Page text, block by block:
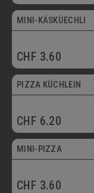
Vegetarisch
MINI-KÄSKÜECHLI
CHF 3.60
PIZZA KÜCHLEIN
CHF 6.20
Mini
MINI-PIZZA
CHF 3.60